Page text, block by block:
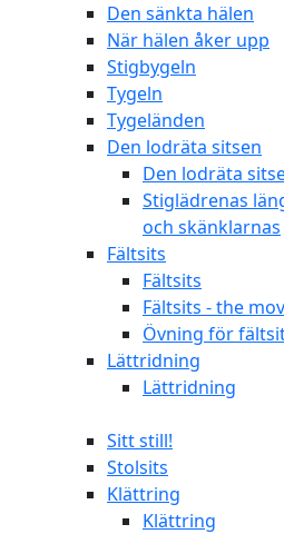
Den sänkta hälen
När hälen åker upp
Stigbygeln
Tygeln
Tygeländen
Den lodräta sitsen
Den lodräta
Stiglädrenas
och skänklarnas
Fältsits
Fältsits
Fältsits - the
Övning för
Lättridning
Lättridning
Sitt still!
Stolsits
Klättring
Klättring